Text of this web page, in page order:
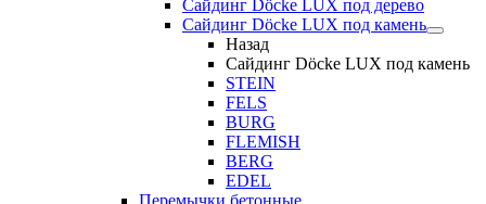
Сайдинг Döcke LUX под дерево
Сайдинг Döcke LUX под камень
Назад
Сайдинг Döcke LUX под камень
STEIN
FELS
BURG
FLEMISH
BERG
EDEL
Перемычки бетонные